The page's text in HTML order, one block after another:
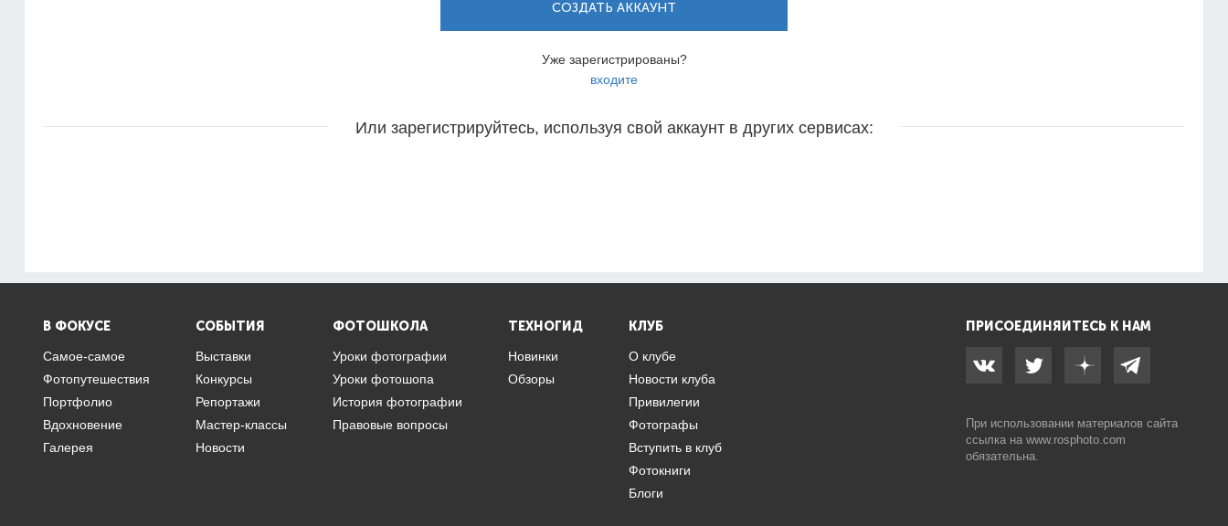
СОЗДАТЬ АККАУНТ
Уже зарегистрированы?
входите
Или зарегистрируйтесь, используя свой аккаунт в других сервисах:
В ФОКУСЕ
Самое-самое
Фотопутешествия
Портфолио
Вдохновение
Галерея
СОБЫТИЯ
Выставки
Конкурсы
Репортажи
Мастер-классы
Новости
ФОТОШКОЛА
Уроки фотографии
Уроки фотошопа
История фотографии
Правовые вопросы
ТЕХНОГИД
Новинки
Обзоры
КЛУБ
О клубе
Новости клуба
Привилегии
Фотографы
Вступить в клуб
Фотокниги
Блоги
ПРИСОЕДИНЯЙТЕСЬ К НАМ
При использовании материалов сайта
ссылка на www.rosphoto.com
обязательна.